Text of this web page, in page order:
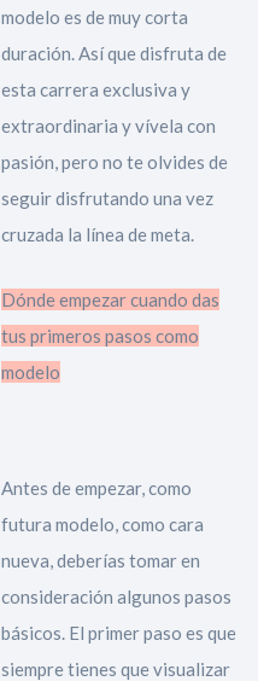
modelo es de muy corta
duración. Así que disfruta de
esta carrera exclusiva y
extraordinaria y vívela con
pasión, pero no te olvides de
seguir disfrutando una vez
cruzada la línea de meta.
Dónde empezar cuando das
tus primeros pasos como
modelo
Antes de empezar, como
futura modelo, como cara
nueva, deberías tomar en
consideración algunos pasos
básicos. El primer paso es que
siempre tienes que visualizar